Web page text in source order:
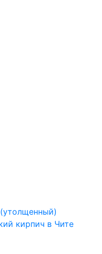
кирпич в Чите